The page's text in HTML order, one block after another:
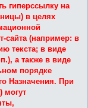
гиперссылку на
в целях
сайта (например: в
текста; в виде
а также в виде
порядке
Назначения. При
могут